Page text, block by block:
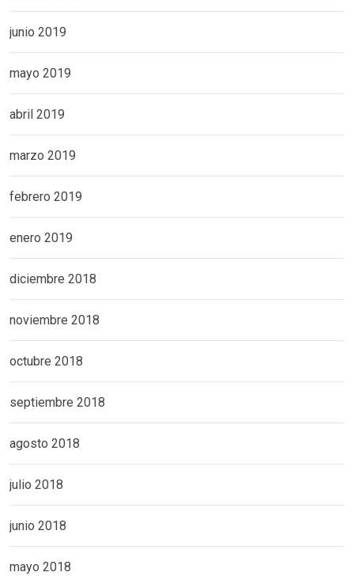
junio 2019
mayo 2019
abril 2019
marzo 2019
febrero 2019
enero 2019
diciembre 2018
noviembre 2018
octubre 2018
septiembre 2018
agosto 2018
julio 2018
junio 2018
mayo 2018